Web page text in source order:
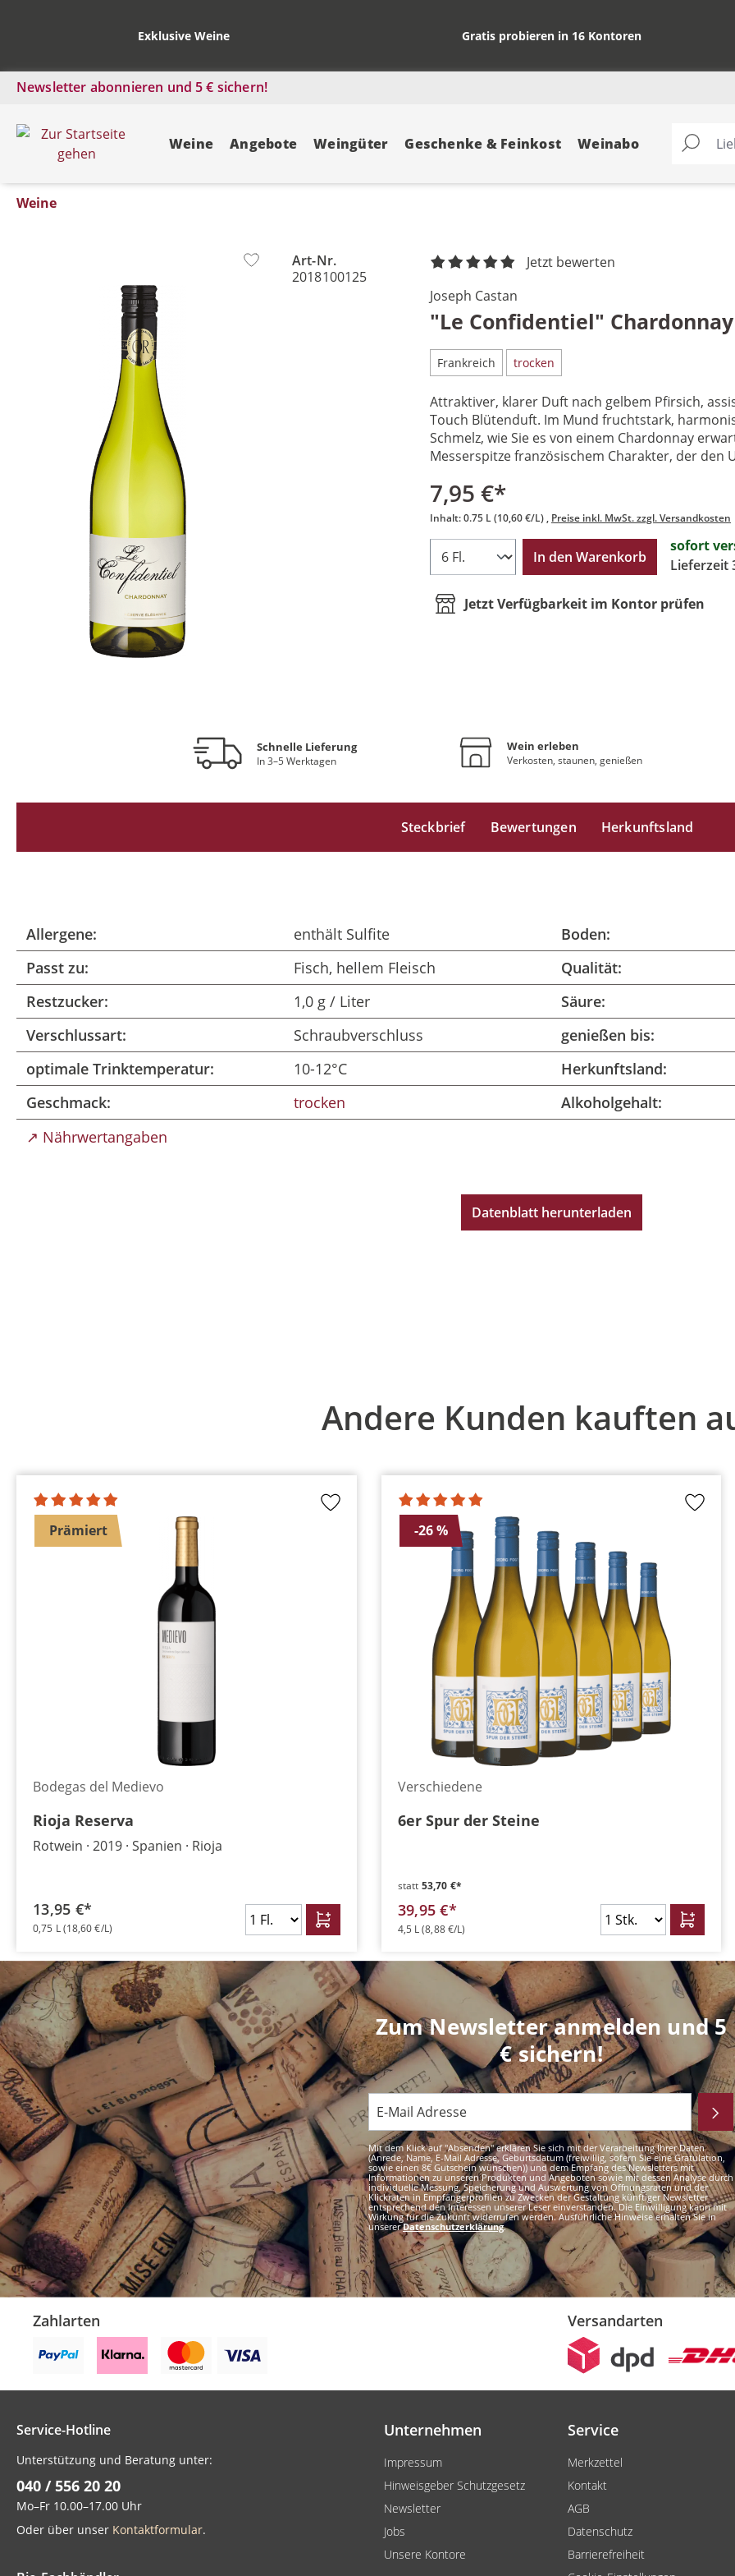
Exklusive Weine Gratis probieren in 16 Kontoren
Newsletter abonnieren und 5 € sichern!
Weine Angebote Weingüter Geschenke & Feinkost Weinabo
Weine
Art-Nr.
2018100125
Jetzt bewerten
Joseph Castan
"Le Confidentiel" Chardonnay
Frankreich trocken
Attraktiver, klarer Duft nach gelbem Pfirsich,
Touch Blütenduft. Im Mund fruchtstark,
Schmelz, wie Sie es von einem Chardonnay
Messerspitze französischem Charakter, der den
7,95 €*
Inhalt:0.75 L(10,60 €/L) Preise inkl. MwSt. zzgl. Versandkosten
In den Warenkorb
sofort
Lieferzeit
Jetzt Verfügbarkeit im Kontor prüfen
Schnelle Lieferung
In 3–5 Werktagen
Wein erleben
Verkosten, staunen, genießen
Steckbrief Bewertungen Herkunftsland
Allergene: enthält Sulfite
Boden:
Passt zu:
Fisch, hellem Fleisch
Qualität:
Restzucker:
1,0 g / Liter
Säure:
Verschlussart:
Schraubverschluss
genießen bis:
optimale Trinktemperatur:
10-12°C
Herkunftsland:
Geschmack:
trocken
Alkoholgehalt:
↗ Nährwertangaben
Datenblatt herunterladen
Andere Kunden kauften
Prämiert
Bodegas del Medievo
Rioja Reserva
Rotwein 2019 Spanien Rioja
13,95 €*
0,75 L(18,60 €/L)
-26 %
Verschiedene
6er Spur der Steine
statt 53,70 €*
39,95 €*
4,5 L(8,88 €/L)
Zum Newsletter anmelden und 5
€ sichern!
Mit dem Klick auf "Absenden" erklären Sie sich mit der Verarbeitung Ihrer Daten
(Anrede, Name, E-Mail Adresse, Geburtsdatum (freiwillig, sofern Sie eine Gratulation,
sowie einen 8€ Gutschein wünschen)) und dem Empfang des Newsletters mit
Informationen zu unseren Produkten und Angeboten sowie mit dessen Analyse durch
individuelle Messung, Speicherung und Auswertung von Öffnungsraten und der
Klickraten in Empfängerprofilen zu Zwecken der Gestaltung künftiger Newsletter
entsprechend den Interessen unserer Leser einverstanden. Die Einwilligung kann mit
Wirkung für die Zukunft widerrufen werden. Ausführliche Hinweise erhalten Sie in
unsererDatenschutzerklärung.
Zahlarten Versandarten
Service-Hotline
Unterstützung und Beratung unter:
040 / 556 20 20
Mo–Fr 10.00–17.00 Uhr
Oder über unser Kontaktformular.
Unternehmen
Impressum
Hinweisgeber Schutzgesetz
Newsletter
Jobs
Unsere Kontore
Service
Merkzettel
Kontakt
AGB
Datenschutz
Barrierefreiheit